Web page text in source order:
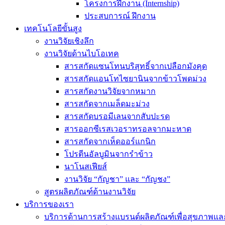
โครงการฝึกงาน (Internship)
ประสบการณ์ ฝึกงาน
เทคโนโลยีขั้นสูง
งานวิจัยเชิงลึก
งานวิจัยด้านไบโอเทค
สารสกัดแซนโทนบริสุทธิ์จากเปลือกมังคุด
สารสกัดแอนโทไซยานินจากข้าวโพดม่วง
สารสกัดงานวิจัยจากหมาก
สารสกัดจากเมล็ดมะม่วง
สารสกัดบรอมีเลนจากสับปะรด
สารออกซีเรสเวอราทรอลจากมะหาด
สารสกัดจากเห็ดออร์แกนิก
โปรตีนอัลบูมินจากรำข้าว
นาโนสเฟียส์
งานวิจัย “กัญชา” และ “กัญชง”
สูตรผลิตภัณฑ์ด้านงานวิจัย
บริการของเรา
บริการด้านการสร้างแบรนด์ผลิตภัณฑ์เพื่อสุขภาพแล